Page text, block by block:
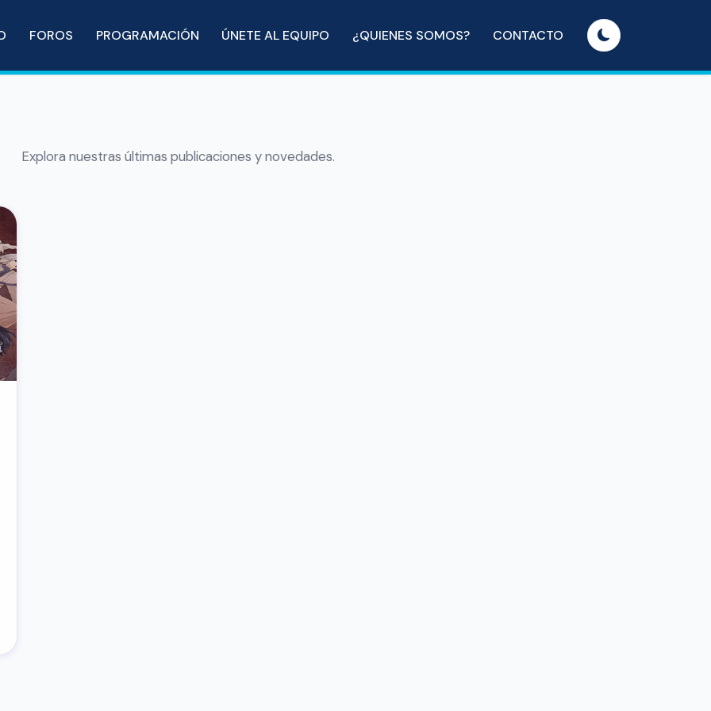
FOROS PROGRAMACIÓN ÚNETE AL EQUIPO ¿QUIENES SOMOS? CONTACTO
Explora nuestras últimas publicaciones y novedades.